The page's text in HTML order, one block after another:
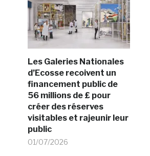
Les Galeries Nationales
d’Ecosse recoivent un
financement public de
56 millions de £ pour
créer des réserves
visitables et rajeunir leur
public
01/07/2026